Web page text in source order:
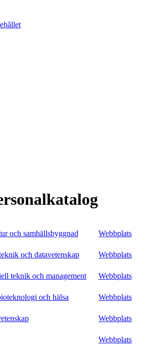
och samhällsbyggnad Webbplats
och datavetenskap Webbplats
teknik och management Webbplats
och hälsa Webbplats
Webbplats
Webbplats